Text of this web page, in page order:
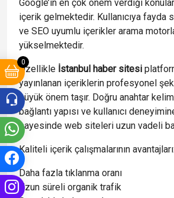
0
Google’ın en çok önem verdiği
içerik gelmektedir. Kullanıcıya fayda
ve SEO uyumlu içerikler arama
yükselmektedir.
Özellikle İstanbul haber sitesi
yayınlanan içeriklerin profesyonel
büyük önem taşır. Doğru anahtar
bağlantı yapısı ve kullanıcı
sayesinde web siteleri uzun vadeli
Kaliteli içerik çalışmalarının avantajları:
Daha fazla tıklanma oranı
Uzun süreli organik trafik